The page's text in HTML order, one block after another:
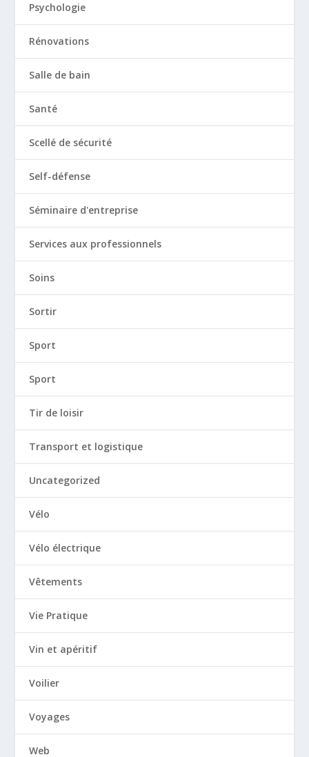
Psychologie
Rénovations
Salle de bain
Santé
Scellé de sécurité
Self-défense
Séminaire d'entreprise
Services aux professionnels
Soins
Sortir
Sport
Sport
Tir de loisir
Transport et logistique
Uncategorized
Vélo
Vélo électrique
Vêtements
Vie Pratique
Vin et apéritif
Voilier
Voyages
Web